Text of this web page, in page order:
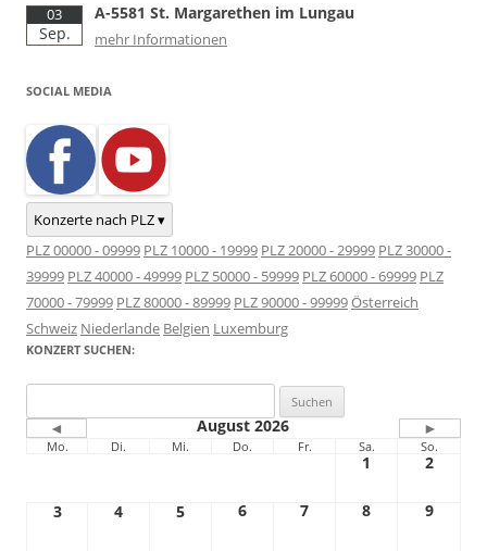
03
Sep.
A-5581 St. Margarethen im Lungau
mehr Informationen
SOCIAL MEDIA
Konzerte nach PLZ ▾
PLZ 00000 - 09999 PLZ 10000 - 19999 PLZ 20000 - 29999 PLZ 30000 -
39999 PLZ 40000 - 49999 PLZ 50000 - 59999 PLZ 60000 - 69999 PLZ
70000 - 79999 PLZ 80000 - 89999 PLZ 90000 - 99999Österreich
Schweiz Niederlande Belgien Luxemburg
KONZERT SUCHEN:
nach:
◄ August 2026 ►
Mo. Di. Mi. Do. Fr. Sa. So.
1 2
3 4 5 6 7 8 9